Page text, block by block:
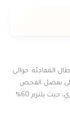
المفاجئة. حوالي
بفضل الفحص
. يوصى بفحص مستوى الفريون بشكل دوري، حيث يلتزم 60%